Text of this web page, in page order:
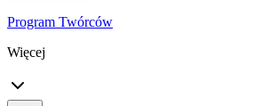
Program Twórców
Więcej